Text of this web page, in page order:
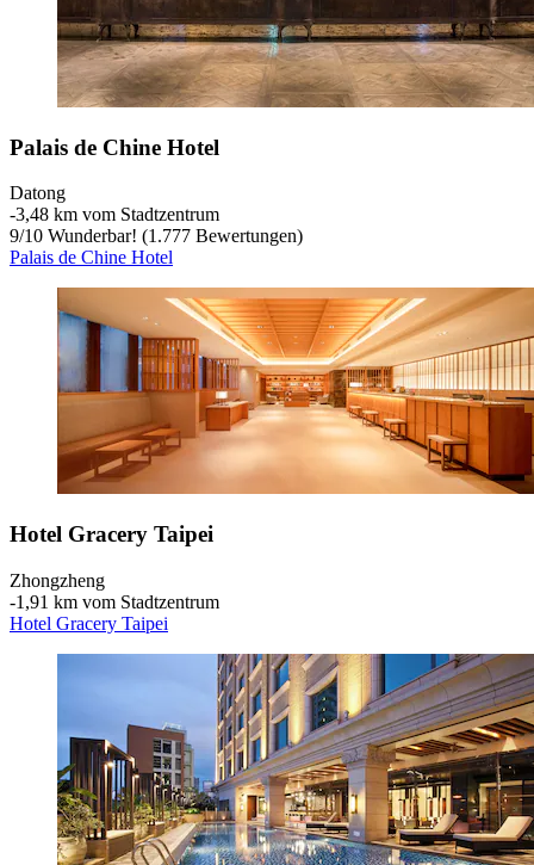
Palais de Chine Hotel
Datong
‐3,48 km vom Stadtzentrum
9/10 Wunderbar! (1.777 Bewertungen)
Palais de Chine Hotel
Hotel Gracery Taipei
Zhongzheng
‐1,91 km vom Stadtzentrum
Hotel Gracery Taipei